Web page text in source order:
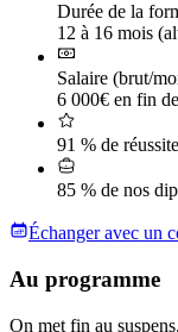
Durée de la
12 à 16 mois
Salaire (brut/
6 000€ en fin
91 % de
85 % de nos
Échanger avec un
Au programme
On met fin au